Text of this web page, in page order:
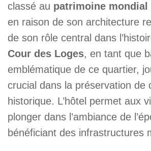
classé au patrimoine mondial
en raison de son architecture
de son rôle central dans
Cour des Loges, en tant que
emblématique de ce quartier,
crucial dans la préservation de
historique. L’hôtel permet aux
plonger dans l’ambiance de
bénéficiant des infrastructures